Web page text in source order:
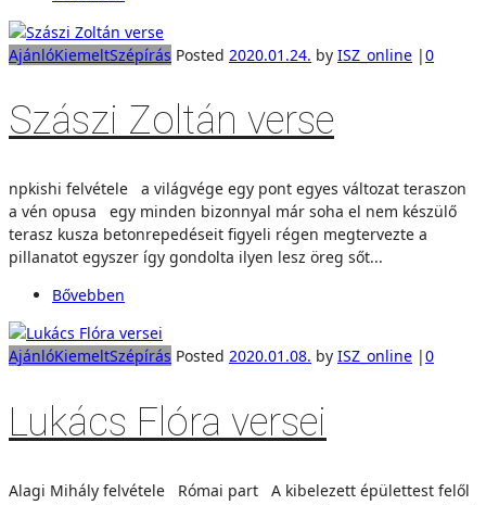
AjánlóKiemeltSzépírás Posted 2020.01.24. by ISZ_online |0
Szászi Zoltán verse
npkishi felvétele a világvége egy pont egyes változat teraszon
a vén opusa egy minden bizonnyal már soha el nem készülő
terasz kusza betonrepedéseit figyeli régen megtervezte a
pillanatot egyszer így gondolta ilyen lesz öreg sőt...
Bővebben
AjánlóKiemeltSzépírás Posted 2020.01.08. by ISZ_online |0
Lukács Flóra versei
Alagi Mihály felvétele Római part A kibelezett épülettest felől